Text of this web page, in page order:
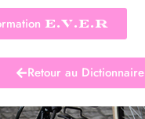
E.V.E.R
Retour au Dictionnaire